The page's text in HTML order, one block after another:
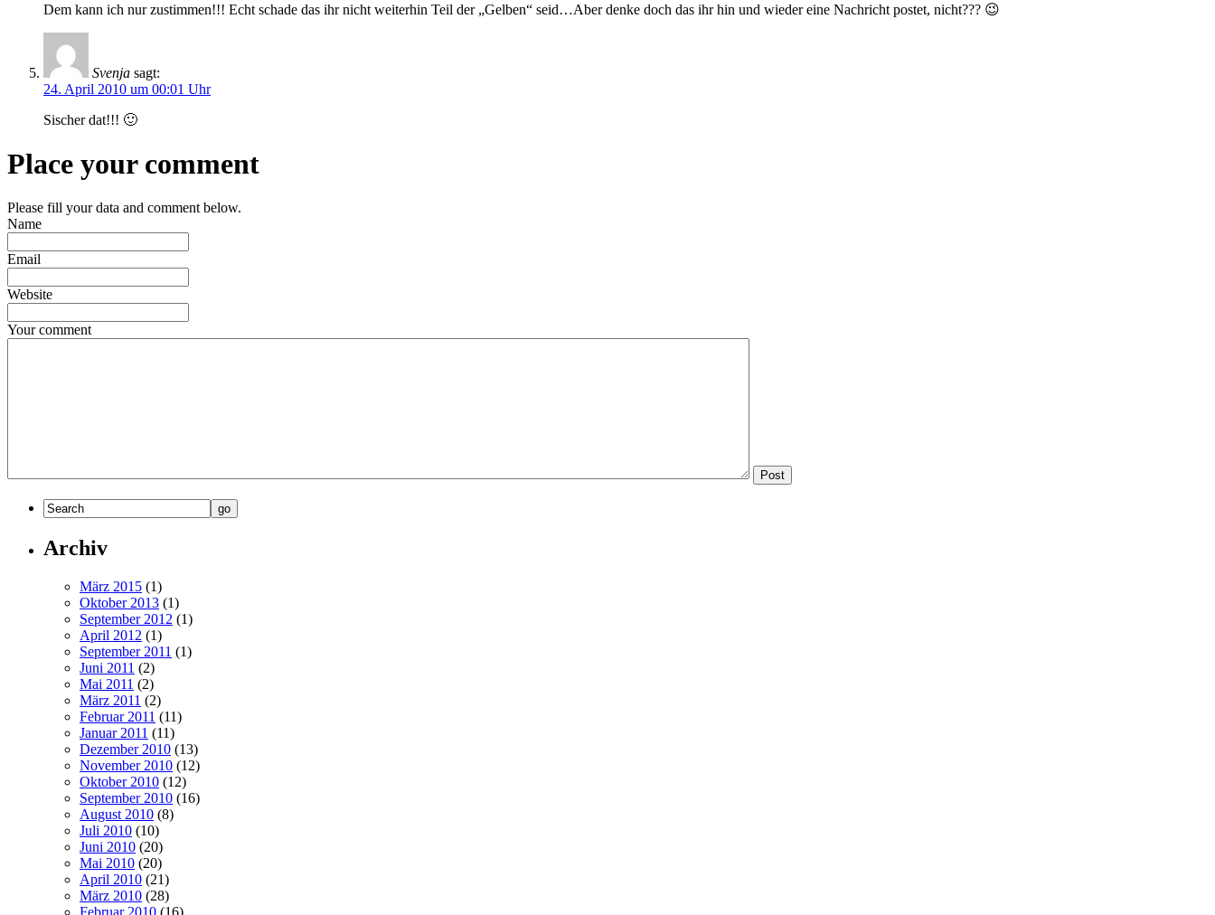
Dem kann ich nur zustimmen!!! Echt schade das ihr nicht weiterhin Teil der „Gelben“ seid…Aber denke doch das ihr hin und wieder eine Nachricht postet, nicht??? 😉
Svenja sagt:
24. April 2010 um 00:01 Uhr
Sischer dat!!! 🙂
Place your comment
Please fill your data and comment below.
Name
Email
Website
Your comment
Archiv
März 2015 (1)
Oktober 2013 (1)
September 2012 (1)
April 2012 (1)
September 2011 (1)
Juni 2011 (2)
Mai 2011 (2)
März 2011 (2)
Februar 2011 (11)
Januar 2011 (11)
Dezember 2010 (13)
November 2010 (12)
Oktober 2010 (12)
September 2010 (16)
August 2010 (8)
Juli 2010 (10)
Juni 2010 (20)
Mai 2010 (20)
April 2010 (21)
März 2010 (28)